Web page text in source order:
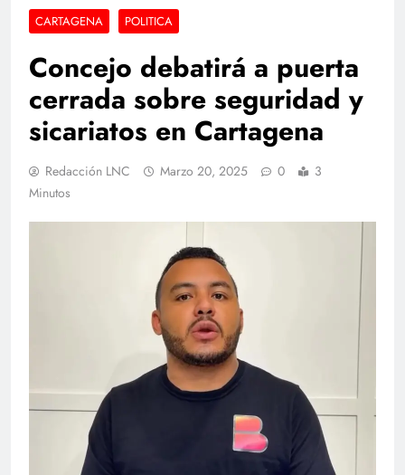
CARTAGENA POLITICA
Concejo debatirá a puerta
cerrada sobre seguridad y
sicariatos en Cartagena
Redacción LNC Marzo 20, 2025 0
3
Minutos